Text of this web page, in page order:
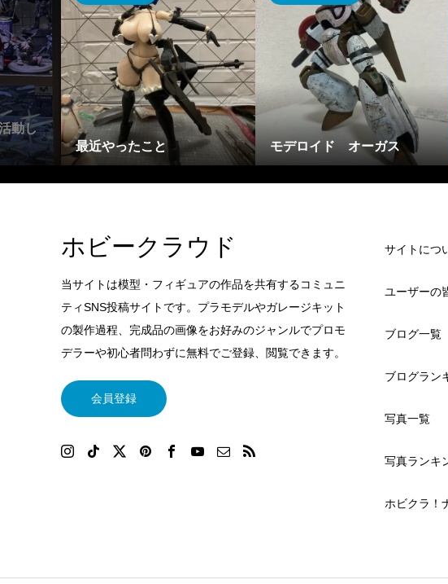
動し
最近やったこと モデロイド オーガス
ホビークラウド
当サイトは模型・フィギュアの作品を共有するコミュニ
ティSNS投稿サイトです。プラモデルやガレージキット
の製作過程、完成品の画像をお好みのジャンルでプロモ
デラーや初心者問わずに無料でご登録、閲覧できます。
会員登録
サイトにつ
ユーザーの
ブログ一覧
ブログラン
写真一覧
写真ランキ
ホビクラ！